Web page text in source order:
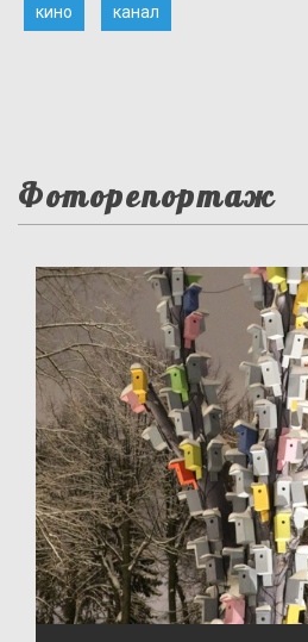
кино канал
Фоторепортаж